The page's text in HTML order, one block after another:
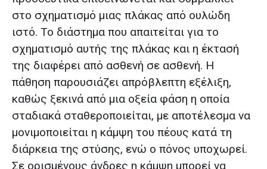
στο σχηματισμό μιας πλάκας από ουλώδη
ιστό. Το διάστημα που απαιτείται για το
σχηματισμό αυτής της πλάκας και η έκτασή
της διαφέρει από ασθενή σε ασθενή. Η
πάθηση παρουσιάζει απρόβλεπτη εξέλιξη,
καθώς ξεκινά από μια οξεία φάση η οποία
σταδιακά σταθεροποιείται, με αποτέλεσμα να
μονιμοποιείται η κάμψη του πέους κατά τη
διάρκεια της στύσης, ενώ ο πόνος υποχωρεί.
Σε ορισμένους άνδρες η κάμψη μπορεί να